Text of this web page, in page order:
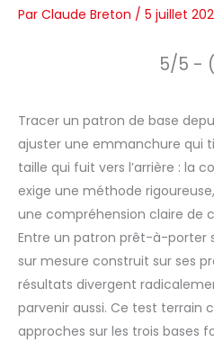
Par Claude Breton / 5 juillet
5/5 -
Tracer un patron de base
ajuster une emmanchure qui
taille qui fuit vers l’arrière : la
exige une méthode
une compréhension claire de
Entre un patron prêt-à-porter
sur mesure construit sur ses
résultats divergent
parvenir aussi. Ce test terrain
approches sur les trois bases